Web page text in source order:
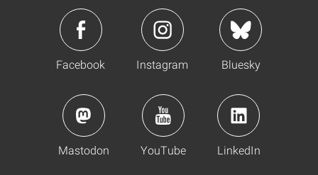
Facebook Instagram Bluesky
Mastodon YouTube LinkedIn